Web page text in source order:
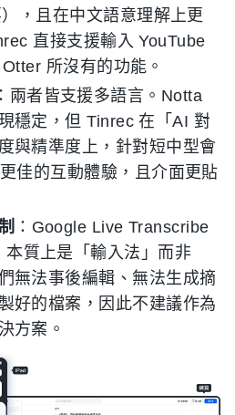
，且在中文語意理解上更
直接支援輸入 YouTube
所沒有的功能。
：兩者皆支援多語言。Notta
穩定，但 Tinrec 在「AI 對
與精準度上，針對短中型會
佳的互動體驗，且介面更貼
：Google Live Transcribe
質上是「輸入法」而非
無法事後編輯、無法生成摘
好的檔案，因此不建議作為
方案。